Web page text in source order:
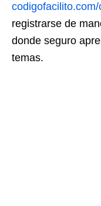
registrarse de
donde seguro
temas.